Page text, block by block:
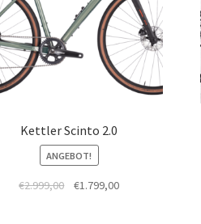
Kettler Scinto 2.0
ANGEBOT!
€2.999,00 €1.799,00